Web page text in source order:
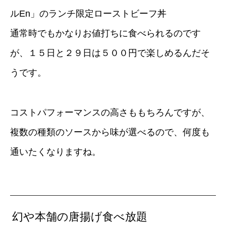
ルEn」のランチ限定ローストビーフ丼
通常時でもかなりお値打ちに食べられるのです
が、１５日と２９日は５００円で楽しめるんだそ
うです。
コストパフォーマンスの高さももちろんですが、
複数の種類のソースから味が選べるので、何度も
通いたくなりますね。
幻や本舗の唐揚げ食べ放題